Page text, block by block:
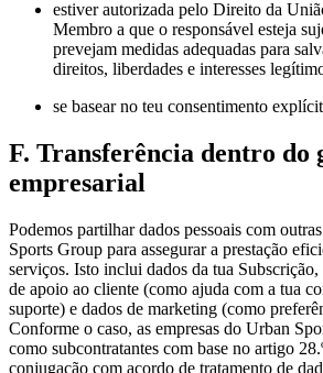
estiver autorizada pelo Direito da
Membro a que o responsável esteja
prevejam medidas adequadas para
direitos, liberdades e interesses
se basear no teu consentimento
F. Transferência dentro do
empresarial
Podemos partilhar dados pessoais com
Sports Group para assegurar a prestação
serviços. Isto inclui dados da tua Subscrição,
de apoio ao cliente (como ajuda com a tua
suporte) e dados de marketing (como
Conforme o caso, as empresas do Urban
como subcontratantes com base no artigo
conjugação com acordo de tratamento de